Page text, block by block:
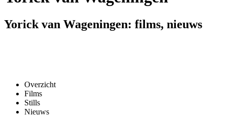
Yorick van Wageningen: films, nieuws
Overzicht
Films
Stills
Nieuws